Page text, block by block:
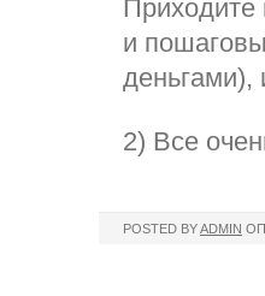
и
деньгами),
2) Все
POSTED BYADMIN